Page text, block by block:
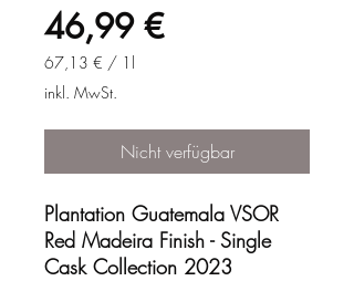
46,99 €Preis
67,13 € / 1l
67,13 €
pro
1
inkl. MwSt.
Nicht verfügbar
Plantation Guatemala VSOR
Red Madeira Finish - Single
Cask Collection 2023